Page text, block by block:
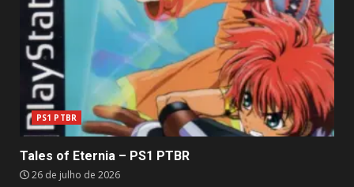
PS1 PTBR
Tales of Eternia – PS1 PTBR
26 de julho de 2026